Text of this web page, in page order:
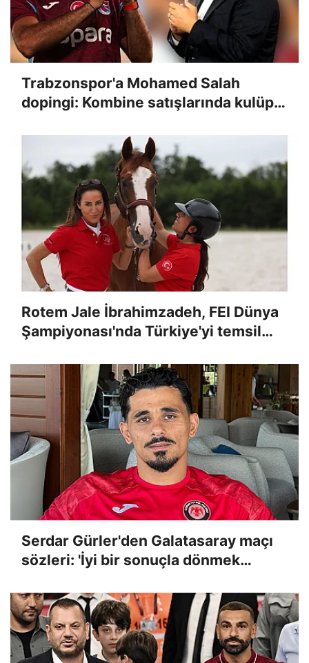
Trabzonspor'a Mohamed Salah
dopingi: Kombine satışlarında kulüp
Rotem Jale İbrahimzadeh, FEI Dünya
Şampiyonası'nda Türkiye'yi temsil
Serdar Gürler'den Galatasaray maçı
sözleri: 'İyi bir sonuçla dönmek